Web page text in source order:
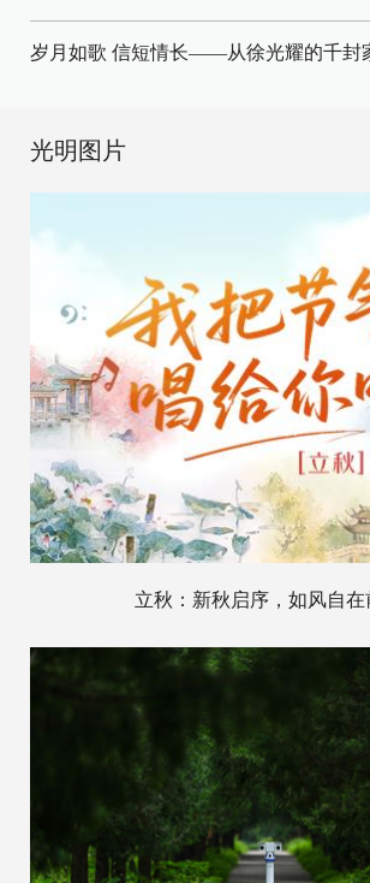
岁月如歌 信短情长——从徐光耀的千封
光明图片
立秋：新秋启序，如风自在